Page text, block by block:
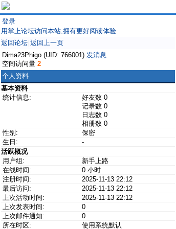
登录
用掌上论坛访问本站,拥有更好阅读体验
返回论坛 返回上一页
Dima23Phigo (UID: 766001) 发消息
空间访问量 2
个人资料
基本资料
统计信息:
好友数 0
记录数 0
日志数 0
相册数 0
性别:
保密
生日:
-
活跃概况
用户组:
新手上路
在线时间:
0 小时
注册时间:
2025-11-13 22:12
最后访问:
2025-11-13 22:12
上次活动时间:
2025-11-13 22:12
上次发表时间:
0
上次邮件通知:
0
所在时区:
使用系统默认